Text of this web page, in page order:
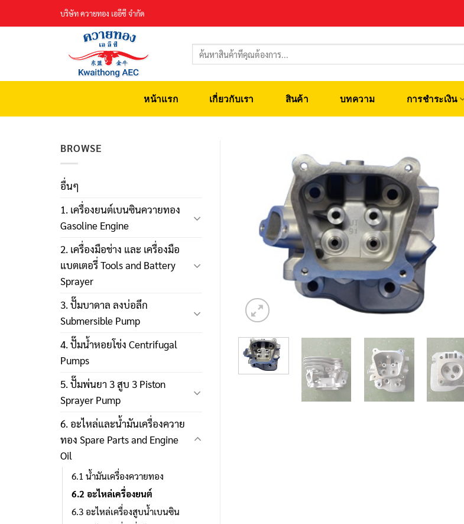
บริษัท ควายทอง เออีซี จำกัด
ค้นหา:
หน้าแรก เกี่ยวกับเรา สินค้า บทความ การชำระเงิน
BROWSE
อื่นๆ
1. เครื่องยนต์เบนซินควายทอง
Gasoline Engine
2. เครื่องมือช่าง และ เครื่องมือ
แบตเตอรี่ Tools and Battery
Sprayer
3. ปั๊มบาดาล ลงบ่อลึก
Submersible Pump
4. ปั๊มน้ำหอยโข่ง Centrifugal
Pumps
5. ปั๊มพ่นยา 3 สูบ 3 Piston
Sprayer Pump
6. อะไหล่และน้ำมันเครื่องควาย
ทอง Spare Parts and Engine
Oil
6.1 น้ำมันเครื่องควายทอง
6.2 อะไหล่เครื่องยนต์
6.3 อะไหล่เครื่องสูบน้ำเบนซิน